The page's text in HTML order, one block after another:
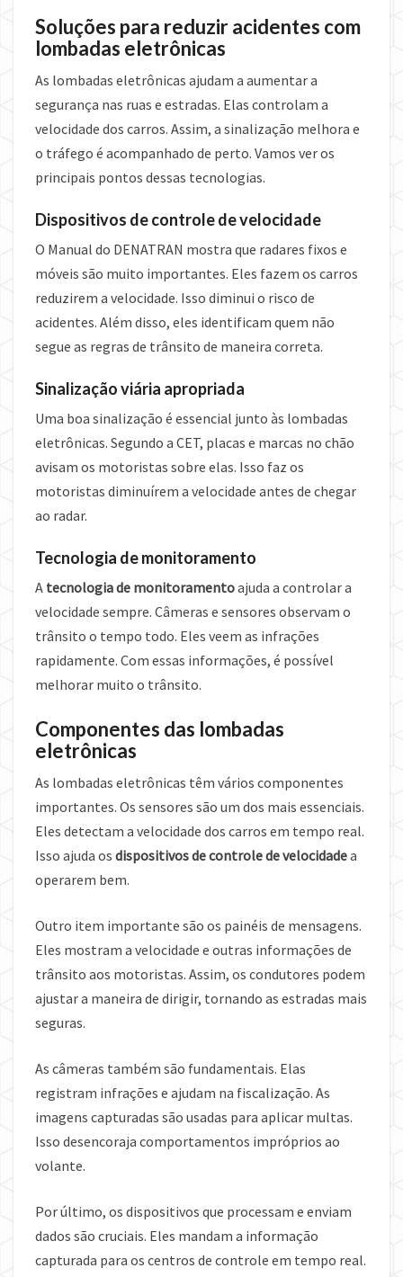
Soluções para reduzir acidentes com
lombadas eletrônicas
As lombadas eletrônicas ajudam a aumentar a
segurança nas ruas e estradas. Elas controlam a
velocidade dos carros. Assim, a sinalização melhora e
o tráfego é acompanhado de perto. Vamos ver os
principais pontos dessas tecnologias.
Dispositivos de controle de velocidade
O Manual do DENATRAN mostra que radares fixos e
móveis são muito importantes. Eles fazem os carros
reduzirem a velocidade. Isso diminui o risco de
acidentes. Além disso, eles identificam quem não
segue as regras de trânsito de maneira correta.
Sinalização viária apropriada
Uma boa sinalização é essencial junto às lombadas
eletrônicas. Segundo a CET, placas e marcas no chão
avisam os motoristas sobre elas. Isso faz os
motoristas diminuírem a velocidade antes de chegar
ao radar.
Tecnologia de monitoramento
A tecnologia de monitoramentoajuda a controlar a
velocidade sempre. Câmeras e sensores observam o
trânsito o tempo todo. Eles veem as infrações
rapidamente. Com essas informações, é possível
melhorar muito o trânsito.
Componentes das lombadas
eletrônicas
As lombadas eletrônicas têm vários componentes
importantes. Os sensores são um dos mais essenciais.
Eles detectam a velocidade dos carros em tempo real.
Isso ajuda os dispositivos de controle de velocidadea
operarem bem.
Outro item importante são os painéis de mensagens.
Eles mostram a velocidade e outras informações de
trânsito aos motoristas. Assim, os condutores podem
ajustar a maneira de dirigir, tornando as estradas mais
seguras.
As câmeras também são fundamentais. Elas
registram infrações e ajudam na fiscalização. As
imagens capturadas são usadas para aplicar multas.
Isso desencoraja comportamentos impróprios ao
volante.
Por último, os dispositivos que processam e enviam
dados são cruciais. Eles mandam a informação
capturada para os centros de controle em tempo real.